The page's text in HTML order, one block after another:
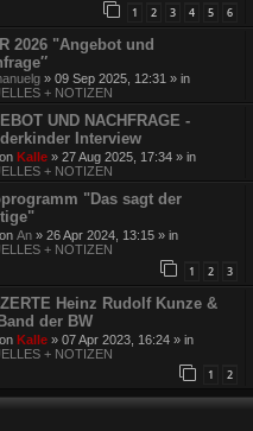
1 2 3 4 5 6
2026 "Angebot und
» 09 Sep 2025, 12:31 » in
+ NOTIZEN
UND NACHFRAGE -
Interview
Kalle » 27 Aug 2025, 17:34 » in
+ NOTIZEN
"Das sagt der
An » 26 Apr 2024, 13:15 » in
+ NOTIZEN
1 2 3
Heinz Rudolf Kunze &
der BW
Kalle » 07 Apr 2023, 16:24 » in
+ NOTIZEN
1 2